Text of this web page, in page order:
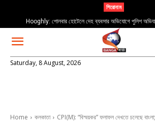
শিরোনাম
Hooghly: পোলবার হোটেলে দেহ ব্যবসার অভিযোগে পুলিশ
Rabindranath Tagore: “যখন পড়বে না গো পায়ের
Saturday, 8 August, 2026
Home কলকাতা CPI(M): “বিস্ময়কর” ফলাফল দেখতে চলেছে বাংলা;